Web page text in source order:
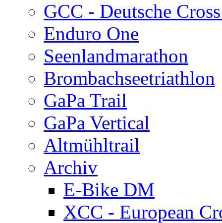
GCC - Deutsche
Enduro One
Seenlandmarathon
Brombachseetriathlon
GaPa Trail
GaPa Vertical
Altmühltrail
Archiv
E-Bike DM
XCC - European